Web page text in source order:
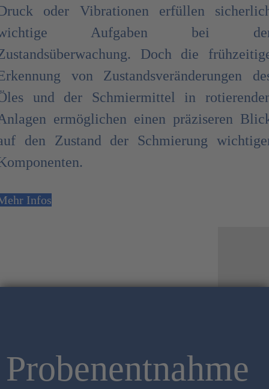
oder Vibrationen erfüllen
Aufgaben bei
Doch die
von Zustandsveränderungen
und der Schmiermittel in
ermöglichen einen präziseren
den Zustand der Schmierung
Infos
Probenentnahme